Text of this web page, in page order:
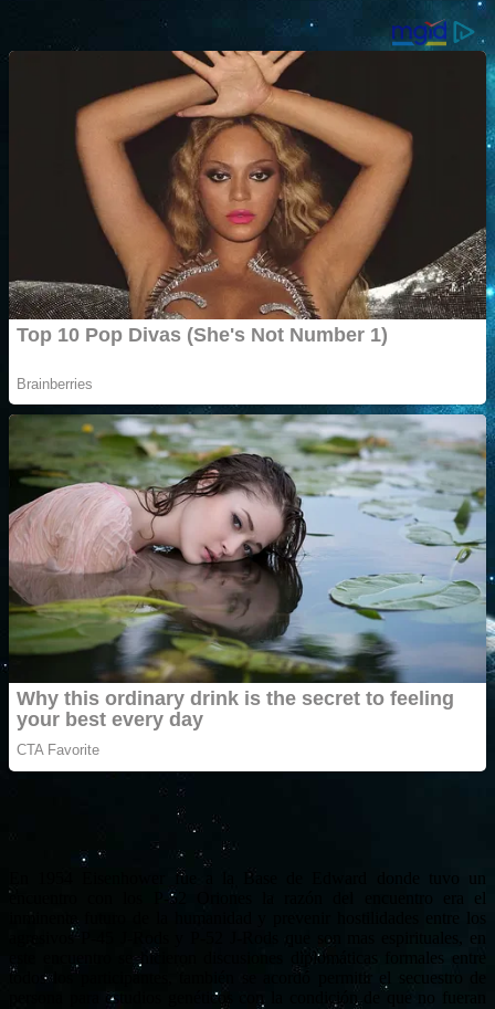
En 1954 Eisenhower fue a la Base de Edward donde tuvo un
encuentro con los P-52 Oriones la razón del encuentro era el
inminente futuro de la humanidad y prevenir hostilidades entre los
agresivos P-45 J-Rods y P-52 J-Rods que son mas espirituales, en
este encuentro se hicieron discusiones diplomáticas formales entre
todos los participantes, también se acordó permitir el secuestro de
persona para estudios genéticos con la condición de que no fueran